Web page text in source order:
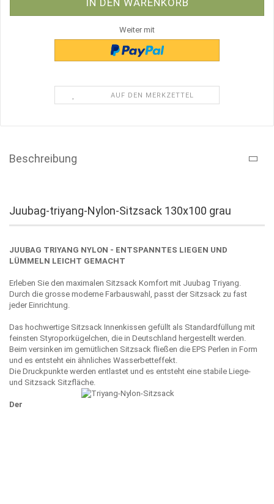
Weiter mit
AUF DEN MERKZETTEL
Beschreibung
Juubag-triyang-Nylon-Sitzsack 130x100 grau
JUUBAG TRIYANG NYLON - ENTSPANNTES LIEGEN UND
LÜMMELN LEICHT GEMACHT
Erleben Sie den maximalen Sitzsack Komfort mit Juubag Triyang.
Durch die grosse moderne Farbauswahl, passt der Sitzsack zu fast
jeder Einrichtung.
Das hochwertige Sitzsack Innenkissen gefüllt als Standardfüllung mit
feinsten Styroporkügelchen, die in Deutschland hergestellt werden.
Beim versinken im gemütlichen Sitzsack fließen die EPS Perlen in Form
und es entsteht ein ähnliches Wasserbetteffekt.
Die Druckpunkte werden entlastet und es entsteht eine stabile Liege-
und Sitzsack Sitzfläche.
Der